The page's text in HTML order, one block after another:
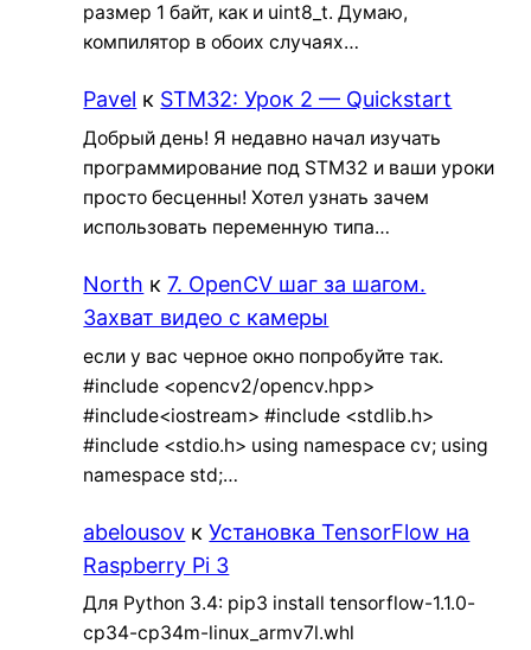
размер 1 байт, как и uint8_t. Думаю,
компилятор в обоих случаях…
Pavel к STM32: Урок 2 — Quickstart
Добрый день! Я недавно начал изучать
программирование под STM32 и ваши уроки
просто бесценны! Хотел узнать зачем
использовать переменную типа…
North к7. OpenCV шаг за шагом.
Захват видео с камеры
если у вас черное окно попробуйте так.
#include <opencv2/opencv.hpp>
#include<iostream> #include <stdlib.h>
#include <stdio.h> using namespace cv; using
namespace std;…
abelousov кУстановка TensorFlow на
Raspberry Pi 3
Для Python 3.4: pip3 install tensorflow-1.1.0-
cp34-cp34m-linux_armv7l.whl